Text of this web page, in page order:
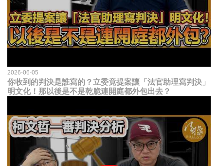
2026-06-05
你收到的判決是誰寫的？立委竟提案讓「法官助理寫判決」
明文化！那以後是不是乾脆連開庭都外包出去？